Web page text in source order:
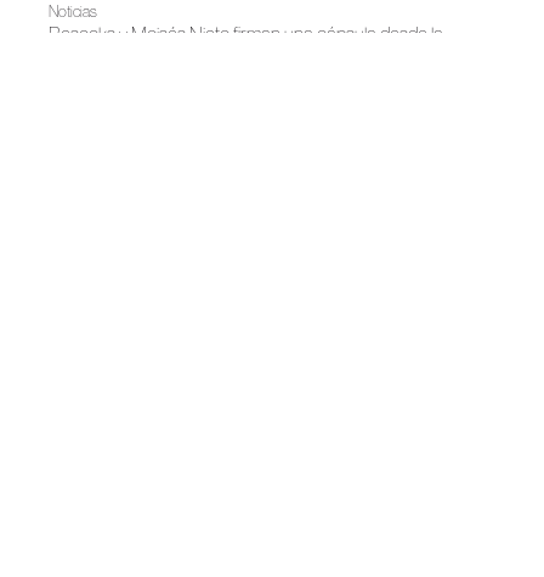
Noticias
Besocks y Moisés Nieto firman una cápsula desde la